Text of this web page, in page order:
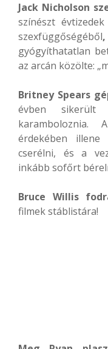
Jack Nicholson
színészt
szexfüggőségéből
gyógyíthatatlan
az arcán közölte:
Britney Spears
évben
karamboloznia.
érdekében illene
cserélni, és a
inkább sofőrt
Bruce Willis
filmek stáblistára!